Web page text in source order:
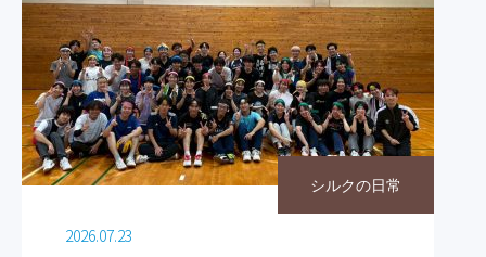
シルクの日常
2026.07.23